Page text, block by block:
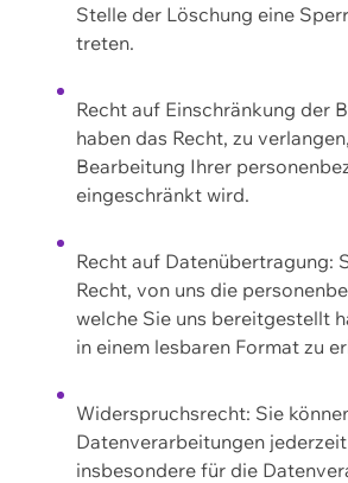
Stelle der Löschung eine
treten.
Recht auf Einschränkung der
haben das Recht, zu
Bearbeitung Ihrer
eingeschränkt wird.
Recht auf Datenübertragung:
Recht, von uns die
welche Sie uns bereitgestellt
in einem lesbaren Format zu
Widerspruchsrecht: Sie
Datenverarbeitungen
insbesondere für die